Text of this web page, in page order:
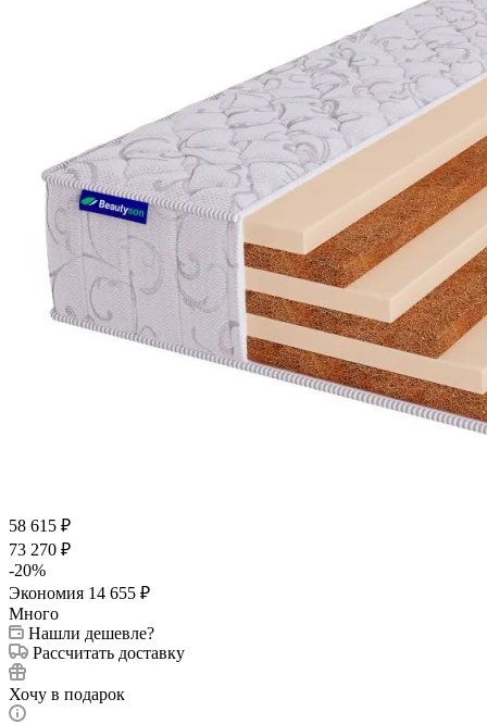
58 615 ₽
73 270 ₽
-20%
Экономия 14 655 ₽
Много
Нашли дешевле?
Рассчитать доставку
Хочу в подарок